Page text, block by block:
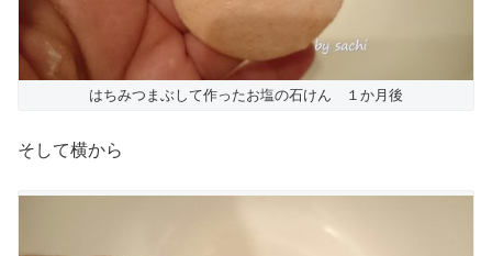
はちみつまぶして作ったお塩の石けん １か月後
そして横から